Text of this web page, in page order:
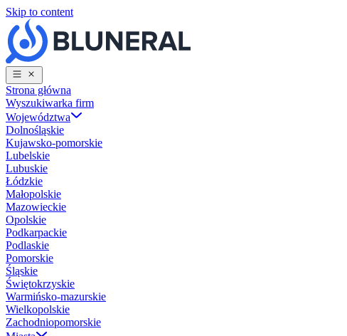
Skip to content
Strona główna
Wyszukiwarka firm
Województwa
Dolnośląskie
Kujawsko-pomorskie
Lubelskie
Lubuskie
Łódzkie
Małopolskie
Mazowieckie
Opolskie
Podkarpackie
Podlaskie
Pomorskie
Śląskie
Świętokrzyskie
Warmińsko-mazurskie
Wielkopolskie
Zachodniopomorskie